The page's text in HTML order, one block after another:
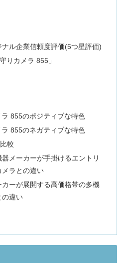
ル企業信頼度評価(5つ星評価)
りカメラ 855」
855のポジティブな特色
855のネガティブな特色
較
メーカーが手掛けるエントリ
ラとの違い
ーが展開する高価格帯の多機
の違い